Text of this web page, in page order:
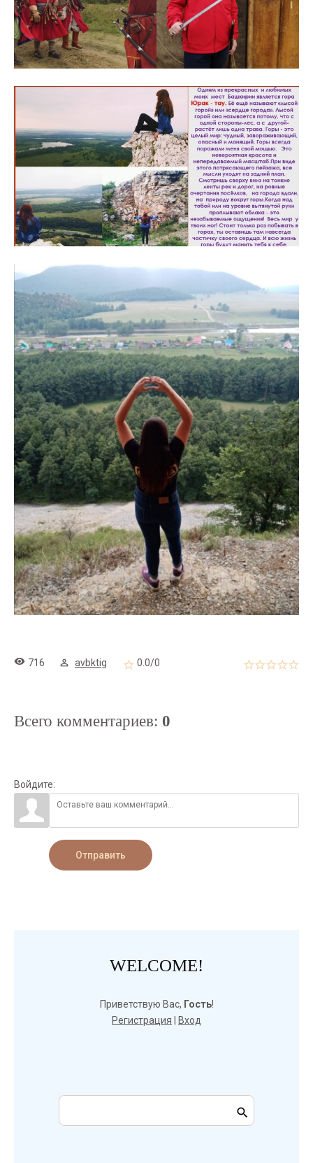
716 avbktig 0.0/0
Всего комментариев: 0
Войдите:
Отправить
WELCOME!
Приветствую Вас, Гость!
Регистрация
Вход